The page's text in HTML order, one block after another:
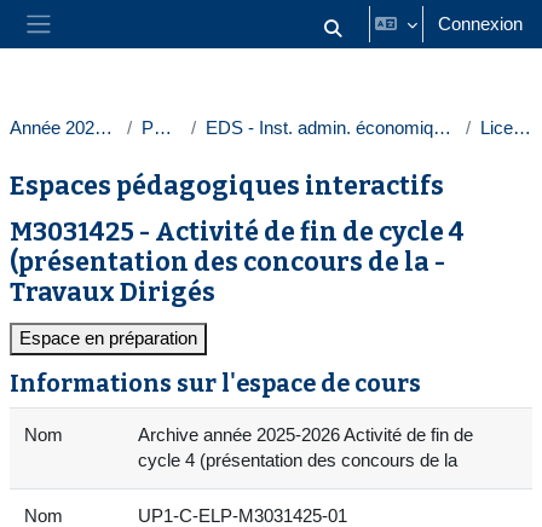
Passer au contenu principal
Panneau latéral Activer/désactiver la saisie
Connexion
Année 2025-2026 Paris 1 EDS - Inst. admin. économique et sociale Licences
Espaces pédagogiques interactifs
M3031425 - Activité de fin de cycle 4
(présentation des concours de la -
Travaux Dirigés
Espace en préparation
Informations sur l'espace de cours
Nom
Archive année 2025-2026 Activité de fin de
cycle 4 (présentation des concours de la
Nom
UP1-C-ELP-M3031425-01